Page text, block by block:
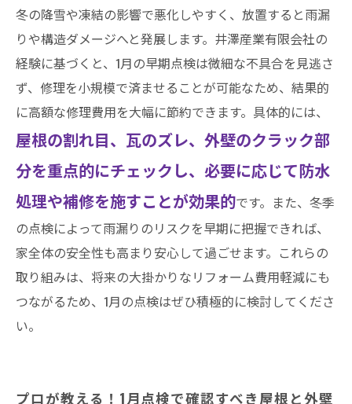
冬の降雪や凍結の影響で悪化しやすく、放置すると雨漏
りや構造ダメージへと発展します。井澤産業有限会社の
経験に基づくと、1月の早期点検は微細な不具合を見逃さ
ず、修理を小規模で済ませることが可能なため、結果的
に高額な修理費用を大幅に節約できます。具体的には、
屋根の割れ目、瓦のズレ、外壁のクラック部
分を重点的にチェックし、必要に応じて防水
処理や補修を施すことが効果的です。また、冬季
の点検によって雨漏りのリスクを早期に把握できれば、
家全体の安全性も高まり安心して過ごせます。これらの
取り組みは、将来の大掛かりなリフォーム費用軽減にも
つながるため、1月の点検はぜひ積極的に検討してくださ
い。
プロが教える！1月点検で確認すべき屋根と外壁